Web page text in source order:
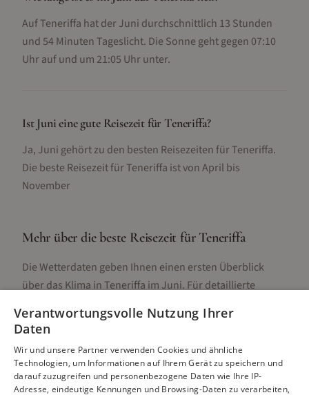
Auf Teneriffa hat der Juni durchschnittlich 13 Stunden
und 54 Minuten Tageslicht. Die Sonne geht gegen 07:10
Uhr auf und um 21:05 Uhr unter.
Ist Juni eine gute Reisezeit für Teneriffa?
Ja, Juni gehört zu den besten Reisezeiten für Teneriffa.
Die beste Reisezeit für Teneriffa ist von April bis
November
Mehr über die beste Reisezeit für Teneriffa
Die Wetterdaten geben Ihnen einen ersten Überblick
über das Klima inTeneriffa im Juni. Für detaillierte
Unterschieden, Aktivitäten und Reisetipps besuchen Sie
Verantwortungsvolle Nutzung Ihrer
Daten
Wir und unsere Partner verwenden Cookies und ähnliche
Technologien, um Informationen auf Ihrem Gerät zu speichern und
darauf zuzugreifen und personenbezogene Daten wie Ihre IP-
Adresse, eindeutige Kennungen und Browsing-Daten zu verarbeiten,